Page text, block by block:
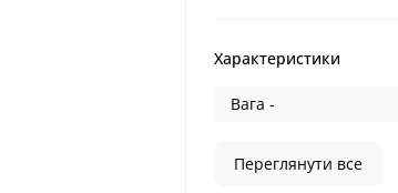
Характеристики
Вага -
Переглянути все